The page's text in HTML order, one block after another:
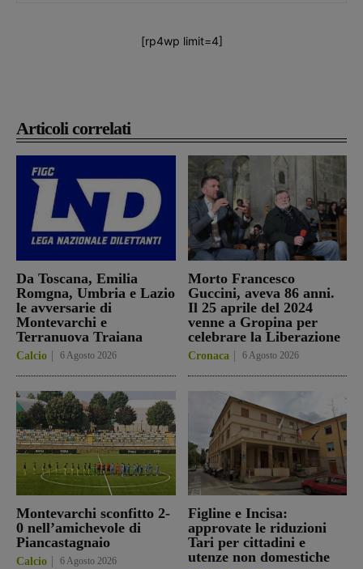
Articoli correlati
Da Toscana, Emilia
Romgna, Umbria e Lazio
le avversarie di
Montevarchi e
Terranuova Traiana
Calcio 6 Agosto 2026
Morto Francesco
Guccini, aveva 86 anni.
Il 25 aprile del 2024
venne a Gropina per
celebrare la Liberazione
Cronaca 6 Agosto 2026
Montevarchi sconfitto 2-
0 nell’amichevole di
Piancastagnaio
Calcio 6 Agosto 2026
Figline e Incisa:
approvate le riduzioni
Tari per cittadini e
utenze non domestiche
[rp4wp limit=4]